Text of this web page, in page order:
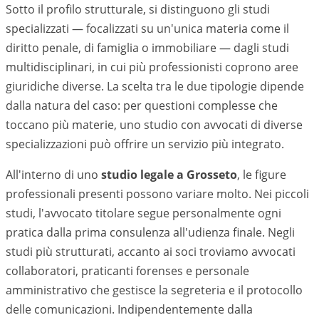
Sotto il profilo strutturale, si distinguono gli studi
specializzati — focalizzati su un'unica materia come il
diritto penale, di famiglia o immobiliare — dagli studi
multidisciplinari, in cui più professionisti coprono aree
giuridiche diverse. La scelta tra le due tipologie dipende
dalla natura del caso: per questioni complesse che
toccano più materie, uno studio con avvocati di diverse
specializzazioni può offrire un servizio più integrato.
All'interno di uno studio legale a Grosseto, le figure
professionali presenti possono variare molto. Nei piccoli
studi, l'avvocato titolare segue personalmente ogni
pratica dalla prima consulenza all'udienza finale. Negli
studi più strutturati, accanto ai soci troviamo avvocati
collaboratori, praticanti forenses e personale
amministrativo che gestisce la segreteria e il protocollo
delle comunicazioni. Indipendentemente dalla